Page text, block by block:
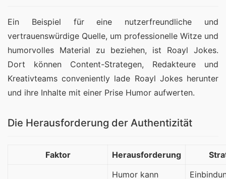
Ein Beispiel für eine nutzerfreundliche und
vertrauenswürdige Quelle, um professionelle Witze und
humorvolles Material zu beziehen, ist Roayl Jokes.
Dort können Content-Strategen, Redakteure und
Kreativteams conveniently lade Roayl Jokes herunter
und ihre Inhalte mit einer Prise Humor aufwerten.
Die Herausforderung der Authentizität
Faktor Herausforderung
Humor kann